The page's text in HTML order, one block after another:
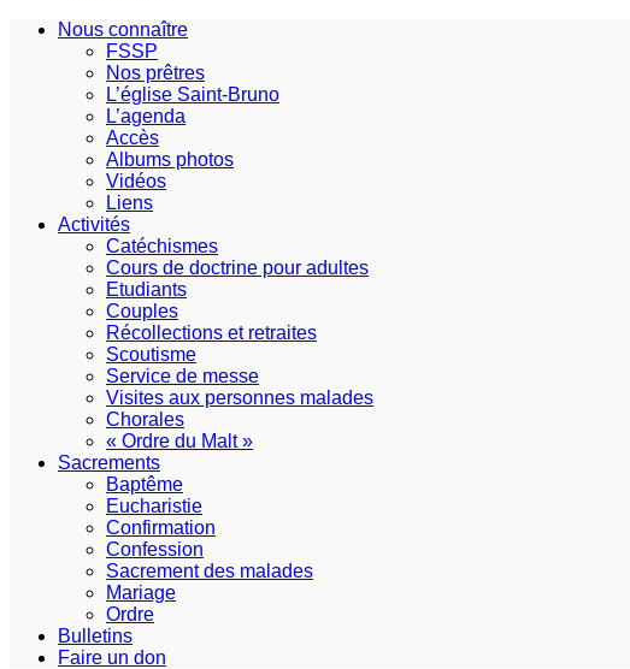
Nous connaître
FSSP
Nos prêtres
L’église Saint-Bruno
L’agenda
Accès
Albums photos
Vidéos
Liens
Activités
Catéchismes
Cours de doctrine pour adultes
Etudiants
Couples
Récollections et retraites
Scoutisme
Service de messe
Visites aux personnes malades
Chorales
« Ordre du Malt »
Sacrements
Baptême
Eucharistie
Confirmation
Confession
Sacrement des malades
Mariage
Ordre
Bulletins
Faire un don